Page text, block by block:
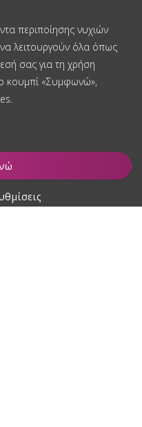
περιποίησης νυχιών
λειτουργούν όλα όπως
σας για τη χρήση
κουμπί «Συμφωνώ»,